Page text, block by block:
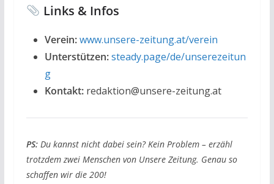
Links & Infos
Verein:www.unsere-zeitung.at/verein
Unterstützen:steady.page/de/unserezeitun
g
Kontakt:redaktion@unsere-zeitung.at
PS:Du kannst nicht dabei sein? Kein Problem – erzähl
trotzdem zwei Menschen von Unsere Zeitung. Genau so
schaffen wir die 200!